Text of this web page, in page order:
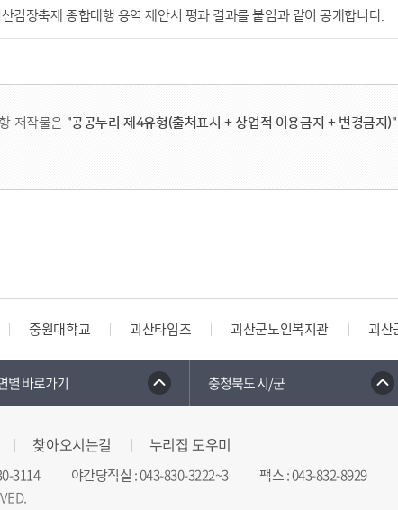
김장축제 종합대행 용역 제안서 평과 결과를 붙임과 같이 공개합니다.
저작물은 "공공누리 제4유형(출처표시 + 상업적 이용금지 + 변경금지)"
중원대학교 괴산타임즈 괴산군노인복지관 괴산
별 바로가기 충청북도 시/군
찾아오시는길 누리집 도우미
3114 야간당직실 :043-830-3222~3 팩스:043-832-8929